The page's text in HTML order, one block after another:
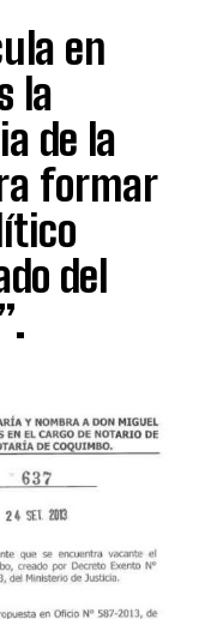
en
la
de la
formar
del